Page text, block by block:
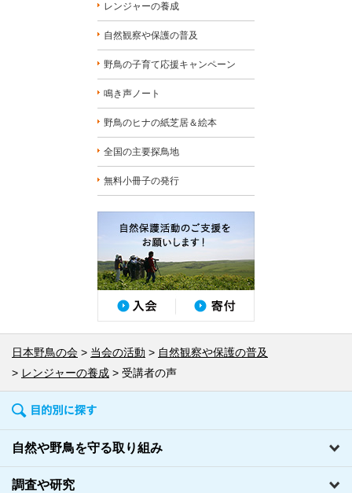
レンジャーの養成
自然観察や保護の普及
野鳥の子育て応援キャンペーン
鳴き声ノート
野鳥のヒナの紙芝居＆絵本
全国の主要探鳥地
無料小冊子の発行
日本野鳥の会 当会の活動
自然観察や保護の普及
レンジャーの養成
受講者の声
自然や野鳥を守る取り組み
調査や研究